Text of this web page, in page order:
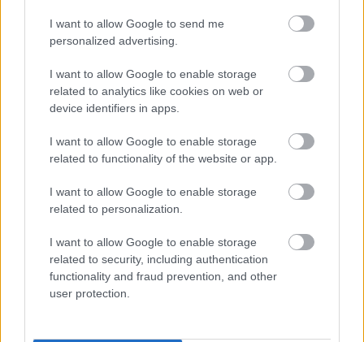
I want to allow Google to send me
personalized advertising.
I want to allow Google to enable storage
related to analytics like cookies on web or
device identifiers in apps.
I want to allow Google to enable storage
related to functionality of the website or app.
I want to allow Google to enable storage
related to personalization.
I want to allow Google to enable storage
related to security, including authentication
functionality and fraud prevention, and other
user protection.
«ελληνικών Όσκαρ» στο ΚΛΙΚ
Δήμητρα Δερζέκου-Αλίκη
Βουγιουκλάκη στους ΚΛΙΚers: «Στο
TikTok με ρωτάνε αν είμαι AI»
Οι 10+1 ακριβότεροι Έλληνες
ποδοσφαιριστές: Οι Ευρωπαίοι
«αγοράζουν Ελλάδα»!